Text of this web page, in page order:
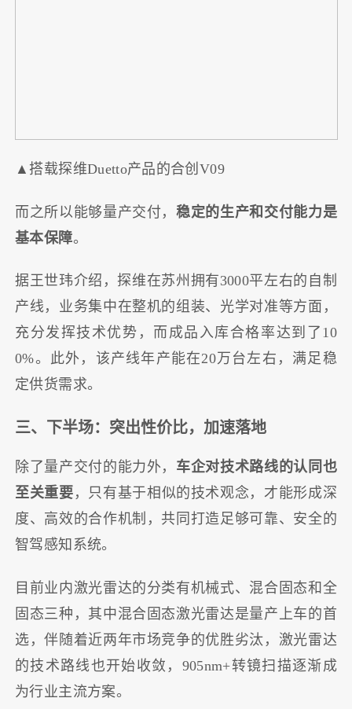
▲搭载探维Duetto产品的合创V09
而之所以能够量产交付，稳定的生产和交付能力是
基本保障。
据王世玮介绍，探维在苏州拥有3000平左右的自制
产线，业务集中在整机的组装、光学对准等方面，
充分发挥技术优势，而成品入库合格率达到了10
0%。此外，该产线年产能在20万台左右，满足稳
定供货需求。
三、下半场：突出性价比，加速落地
除了量产交付的能力外， 车企对技术路线的认同也
至关重要 ，只有基于相似的技术观念，才能形成深
度、高效的合作机制，共同打造足够可靠、安全的
智驾感知系统。
目前业内激光雷达的分类有机械式、混合固态和全
固态三种，其中混合固态激光雷达是量产上车的首
选，伴随着近两年市场竞争的优胜劣汰，激光雷达
的技术路线也开始收敛，905nm+转镜扫描逐渐成
为行业主流方案。